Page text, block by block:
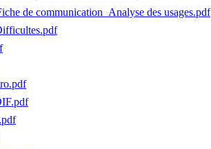
de communication_Analyse des usages.pdf